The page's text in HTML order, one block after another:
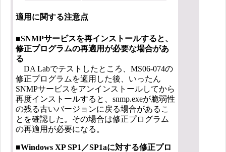
適用に関する注意点
■SNMPサービスを再インストールすると、
修正プログラムの再適用が必要な場合があ
る
DA Labでテストしたところ、MS06-074の
修正プログラムを適用した後、いったん
SNMPサービスをアンインストールしてから
再度インストールすると、snmp.exeが脆弱性
の残る古いバージョンに戻る場合があるこ
とを確認した。その場合は修正プログラム
の再適用が必要になる。
■Windows XP SP1／SP1aに対する修正プロ